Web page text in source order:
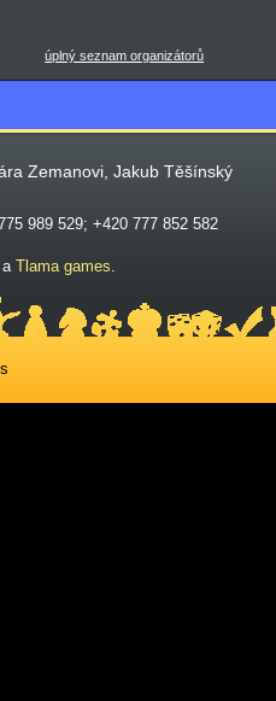
úplný seznam organizátorů
Zemanovi, Jakub Těšínský
989 529; +420 777 852 582
a Tlama games.